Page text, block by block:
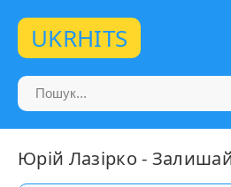
UKRHITS
Юрій Лазірко -